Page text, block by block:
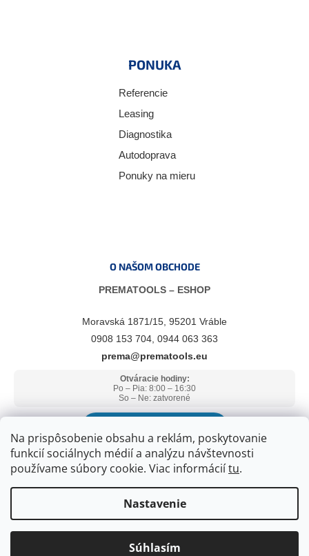
Na prispôsobenie obsahu a reklám, poskytovanie
funkcií sociálnych médií a analýzu návštevnosti
používame súbory cookie. Viac informáciítu.
Nastavenie
Súhlasím
PONUKA
Referencie
Leasing
Diagnostika
Autodoprava
Ponuky na mieru
O NAŠOM OBCHODE
PREMATOOLS – ESHOP
Moravská 1871/15, 95201 Vráble
0908 153 704, 0944 063 363
prema@prematools.eu
Otváracie hodiny:
Po – Pia: 8:00 – 16:30
So – Ne: zatvorené